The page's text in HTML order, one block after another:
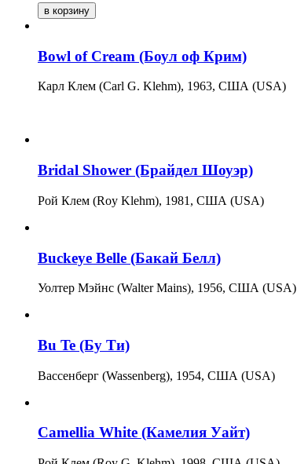
Bowl of Cream (Боул оф Крим)
Карл Клем (Carl G. Klehm), 1963, США (USA)
Bridal Shower (Брайдел Шоуэр)
Рой Клем (Roy Klehm), 1981, США (USA)
Buckeye Belle (Бакай Белл)
Уолтер Мэйнс (Walter Mains), 1956, США (USA)
Bu Te (Бу Ти)
Вассенберг (Wassenberg), 1954, США (USA)
Camellia White (Камелия Уайт)